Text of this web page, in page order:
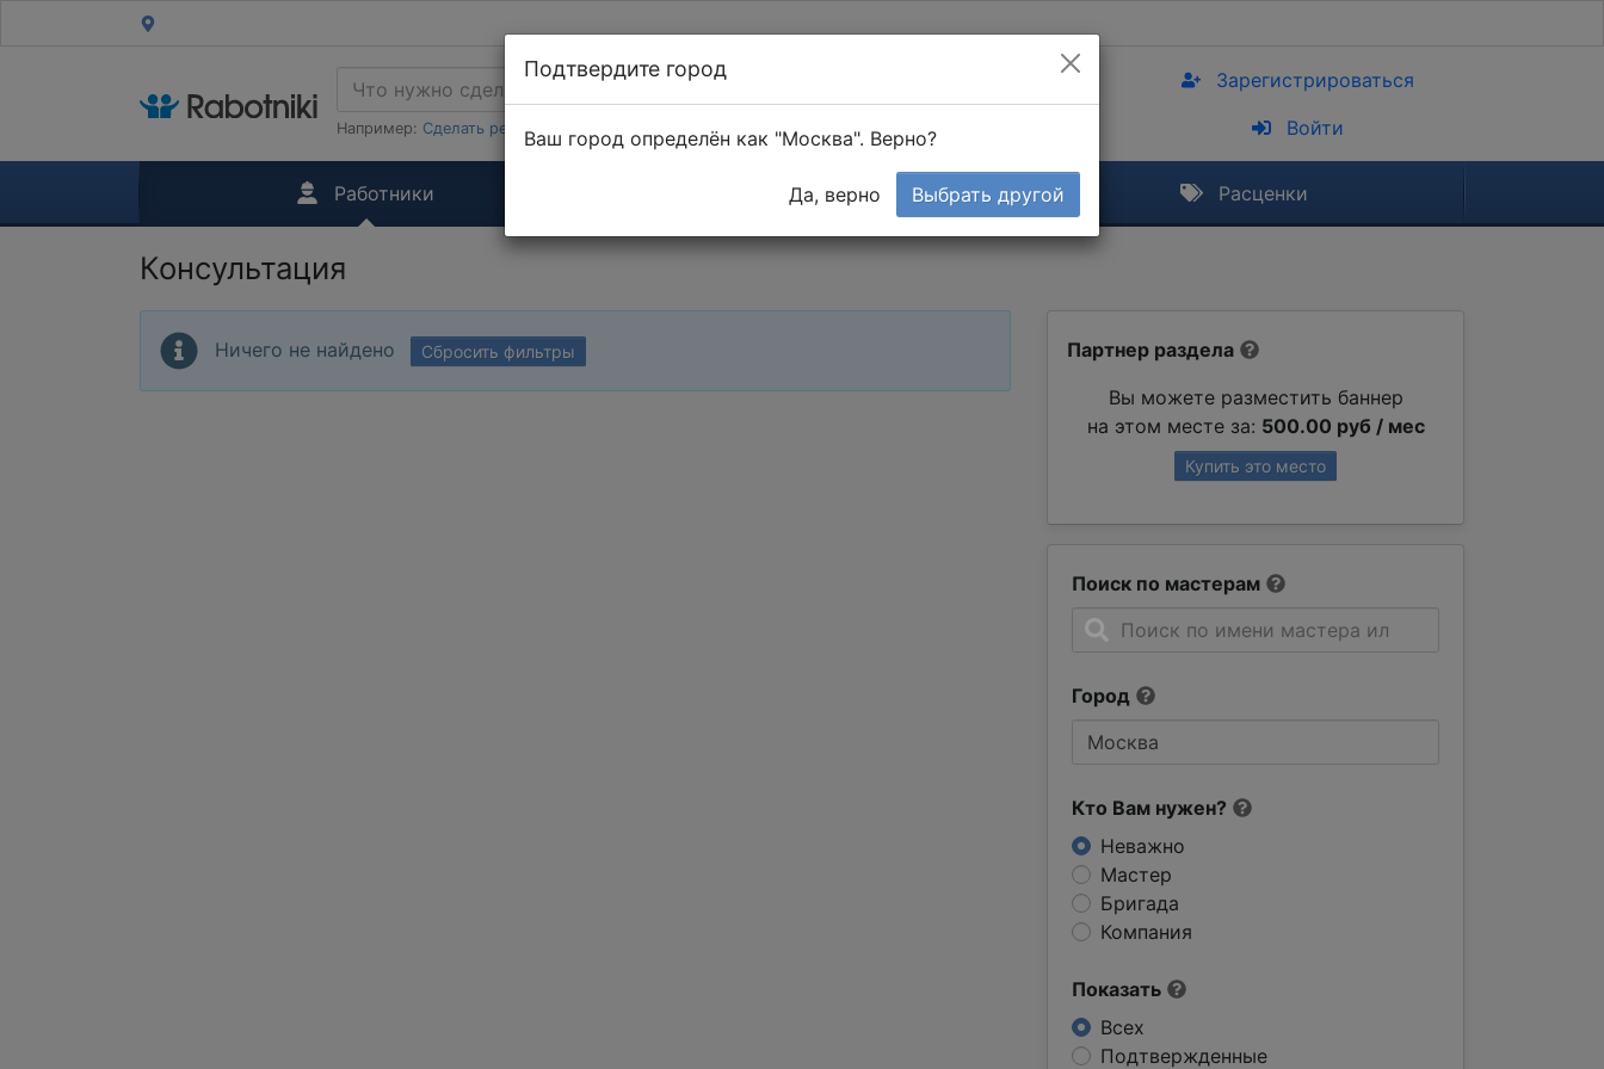
Например: Сделать ремонт в 1-к квартире
Зарегистрироваться
Войти
Работники Тендеры Расценки
Консультация
Партнер раздела
Вы можете разместить баннер
на этом месте за: 500.00 руб / мес
Купить это место
Поиск по мастерам
Город
Кто Вам нужен?
Неважно
Мастер
Бригада
Компания
Показать
Всех
Подтвержденные
Ничего не найдено Сбросить фильтры
Подтвердите город
Ваш город определён как "Москва". Верно?
Да, верно Выбрать другой